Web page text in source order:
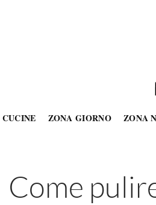
CUCINE ZONA GIORNO ZONA
Come